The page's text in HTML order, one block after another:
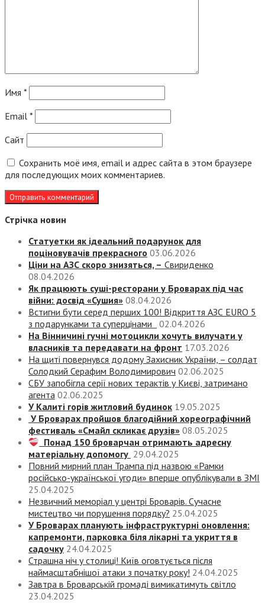
Имя *
Email *
Сайт
Сохранить моё имя, email и адрес сайта в этом браузере
для последующих моих комментариев.
Стрічка новин
Статуетки як ідеальний подарунок для
поціновувачів прекрасного 03.06.2026
Ціни на АЗС скоро знизяться, – Свириденко
08.04.2026
Як працюють суші-ресторани у Броварах під час
війни: досвід «Сушия» 08.04.2026
Встигни бути серед перших 100! Відкриття АЗС EURO 5
з подарунками та суперцінами
02.04.2026
На Вінничині гучні мотоцикли хочуть вилучати у
власників та передавати на фронт 17.03.2026
На щиті повернувся додому Захисник України, – солдат
Солодкий Серафим Володимирович 02.06.2025
СБУ запобігла серії нових терактів у Києві, затримано
агента 02.06.2025
У Калиті горів житловий будинок 19.05.2025
У Броварах пройшов благодійний хореографічний
фестиваль «Смайл скликає друзів» 08.05.2025
Понад 150 броварчан отримають адресну
матеріальну допомогу 29.04.2025
Повний мирний план Трампа під назвою «‎Рамки
російсько-української угоди» вперше опублікували в ЗМІ
25.04.2025
Незвичний меморіал у центрі Броварів. Сучасне
мистецтво чи порушення порядку? 25.04.2025
У Броварах планують інфраструктурні оновлення:
капремонти, парковка біля лікарні та укриття в
садочку 24.04.2025
Страшна ніч у столиці! Київ оговтується після
наймасштабнішої атаки з початку року! 24.04.2025
Завтра в Броварській громаді вимикатимуть світло
23.04.2025